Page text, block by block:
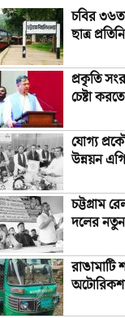
চবির
ছাত্র
প্রকৃতি
চেষ্টা
যোগ্য
উন্নয়ন
চট্টগ্রাম
দলের
রাঙামাটি